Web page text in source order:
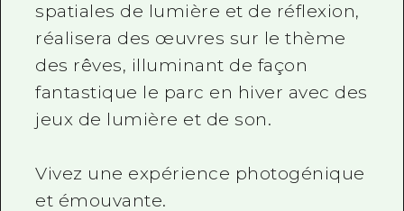
spatiales de lumière et de réflexion,
réalisera des œuvres sur le thème
des rêves, illuminant de façon
fantastique le parc en hiver avec des
jeux de lumière et de son.
Vivez une expérience photogénique
et émouvante.